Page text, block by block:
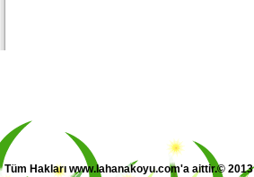
Tüm Hakları www.lahanakoyu.com'a aittir.© 2013